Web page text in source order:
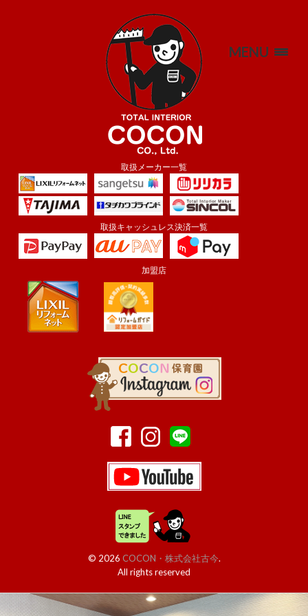
取扱メーカー一覧
取扱キャッシュレス決済一覧
加盟店
MENU
© 2026 COCON・株式会社古今.
All rights reserved